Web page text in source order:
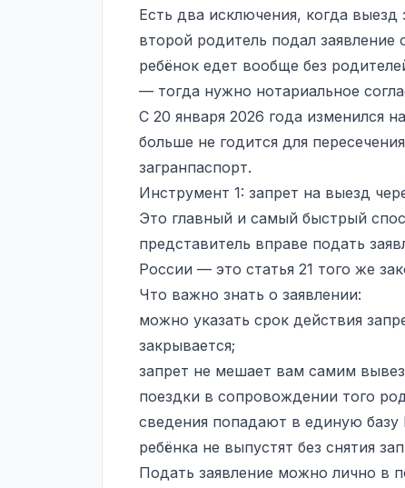
Есть два исключения, когда
второй родитель подал заявление
ребёнок едет вообще без
— тогда нужно нотариальное
С 20 января 2026 года изменился
больше не годится для
загранпаспорт.
Инструмент 1: запрет на выезд
Это главный и самый быстрый
представитель вправе подать
России — это статья 21 того же
Что важно знать о заявлении:
можно указать срок действия
закрывается;
запрет не мешает вам самим
поездки в сопровождении того
сведения попадают в единую
ребёнка не выпустят без снятия
Подать заявление можно лично в